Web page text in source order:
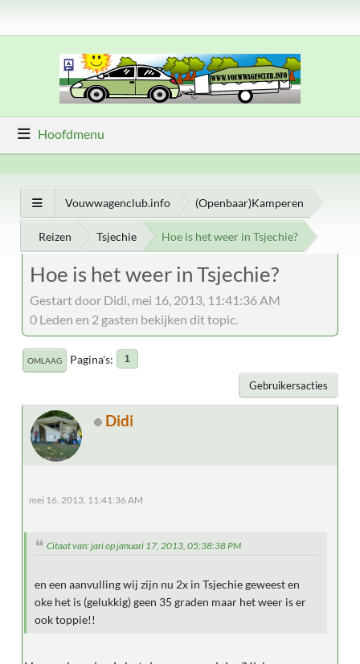
Hoofdmenu
Vouwwagenclub.info (Openbaar)Kamperen
Reizen Tsjechie Hoe is het weer in Tsjechie?
Hoe is het weer in Tsjechie?
Gestart door Didi, mei 16, 2013, 11:41:36 AM
0 Leden en 2 gasten bekijken dit topic.
OMLAAG Pagina's 1
Gebruikersacties
Didi
mei 16, 2013, 11:41:36 AM
Citaat van: jari op januari 17, 2013, 05:38:38 PM
en een aanvulling wij zijn nu 2x in Tsjechie geweest en
oke het is (gelukkig) geen 35 graden maar het weer is er
ook toppie!!